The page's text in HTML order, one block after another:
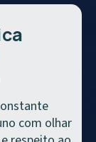
com olhar